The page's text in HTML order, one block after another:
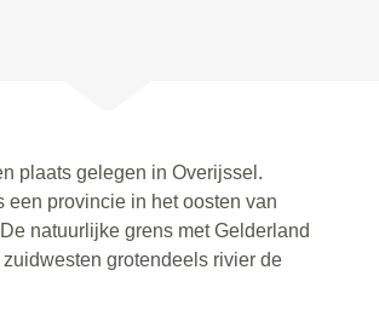
plaats gelegen in Overijssel.
een provincie in het oosten van
natuurlijke grens met Gelderland
zuidwesten grotendeels rivier de